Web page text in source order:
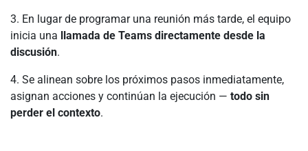
3. En lugar de programar una reunión más tarde, el equipo
inicia una llamada de Teams directamente desde la
discusión.
4. Se alinean sobre los próximos pasos inmediatamente,
asignan acciones y continúan la ejecución — todo sin
perder el contexto.